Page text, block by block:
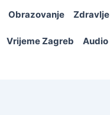
Obrazovanje Zdravlje
Vrijeme Zagreb Audio